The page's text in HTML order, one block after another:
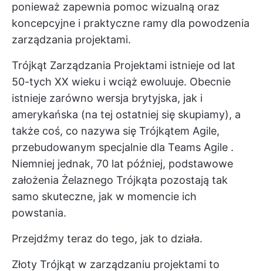
ponieważ zapewnia pomoc wizualną oraz
koncepcyjne i praktyczne ramy dla powodzenia
zarządzania projektami.
Trójkąt Zarządzania Projektami istnieje od lat
50-tych XX wieku i wciąż ewoluuje. Obecnie
istnieje zarówno wersja brytyjska, jak i
amerykańska (na tej ostatniej się skupiamy), a
także coś, co nazywa się Trójkątem Agile,
przebudowanym specjalnie dla Teams Agile .
Niemniej jednak, 70 lat później, podstawowe
założenia Żelaznego Trójkąta pozostają tak
samo skuteczne, jak w momencie ich
powstania.
Przejdźmy teraz do tego, jak to działa.
Złoty Trójkąt w zarządzaniu projektami to